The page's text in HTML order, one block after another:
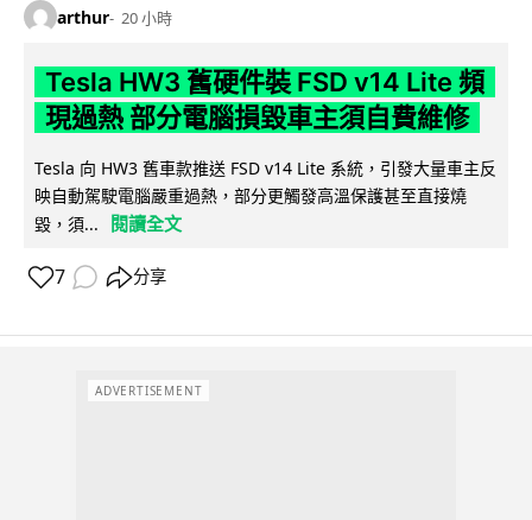
arthur 20 小時
Tesla HW3 舊硬件裝 FSD v14 Lite 頻
現過熱 部分電腦損毀車主須自費維修
Tesla 向 HW3 舊車款推送 FSD v14 Lite 系統，引發大量車主反
映自動駕駛電腦嚴重過熱，部分更觸發高溫保護甚至直接燒
毀，須...
閱讀全文
7 分享
ADVERTISEMENT